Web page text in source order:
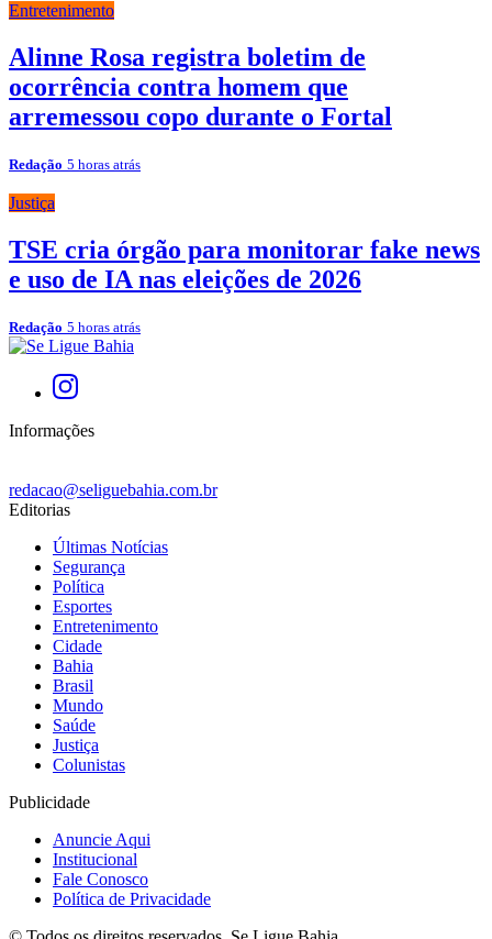
Entretenimento
Alinne Rosa registra boletim de
ocorrência contra homem que
arremessou copo durante o Fortal
Redação 5 horas atrás
Justiça
TSE cria órgão para monitorar fake news
e uso de IA nas eleições de 2026
Redação 5 horas atrás
Informações
redacao@seliguebahia.com.br
Editorias
Últimas Notícias
Segurança
Política
Esportes
Entretenimento
Cidade
Bahia
Brasil
Mundo
Saúde
Justiça
Colunistas
Publicidade
Anuncie Aqui
Institucional
Fale Conosco
Política de Privacidade